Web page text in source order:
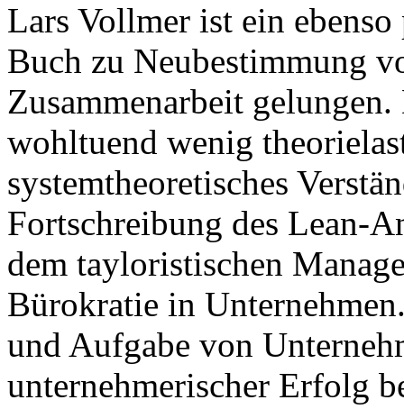
Lars Vollmer ist ein
Buch zu Neubestimmung
Zusammenarbeit
wohltuend wenig
systemtheoretisches
Fortschreibung des Lean-
dem tayloristischen
Bürokratie in
und Aufgabe von
unternehmerischer Erfolg